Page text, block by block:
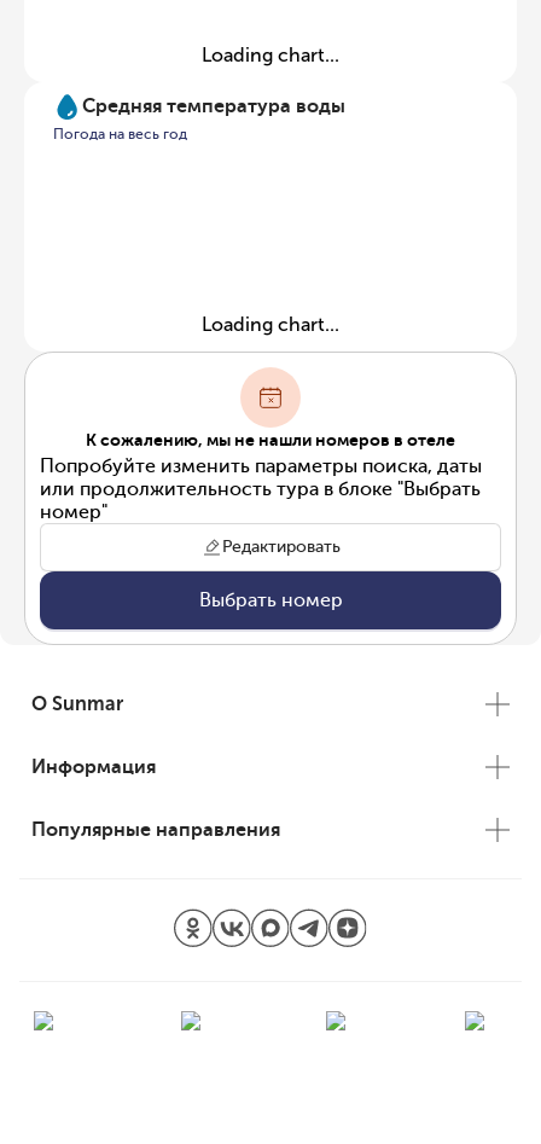
Loading chart...
Средняя температура воды
Погода на весь год
Loading chart...
К сожалению, мы не нашли номеров в отеле
Попробуйте изменить параметры поиска, даты
или продолжительность тура в блоке "Выбрать
номер"
Редактировать
Выбрать номер
О Sunmar
Информация
Популярные направления